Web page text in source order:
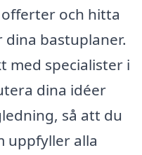
och hitta
bastuplaner.
med specialister i
dina idéer
så att du
uppfyller alla